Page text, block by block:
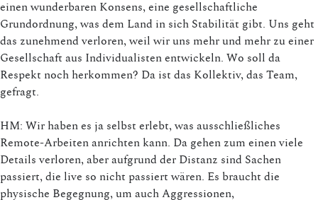
einen wunderbaren Konsens, eine gesellschaftliche
Grundordnung, was dem Land in sich Stabilität gibt. Uns geht
das zunehmend verloren, weil wir uns mehr und mehr zu einer
Gesellschaft aus Individualisten entwickeln. Wo soll da
Respekt noch herkommen? Da ist das Kollektiv, das Team,
gefragt.
HM: Wir haben es ja selbst erlebt, was ausschließliches
Remote-Arbeiten anrichten kann. Da gehen zum einen viele
Details verloren, aber aufgrund der Distanz sind Sachen
passiert, die live so nicht passiert wären. Es braucht die
physische Begegnung, um auch Aggressionen,